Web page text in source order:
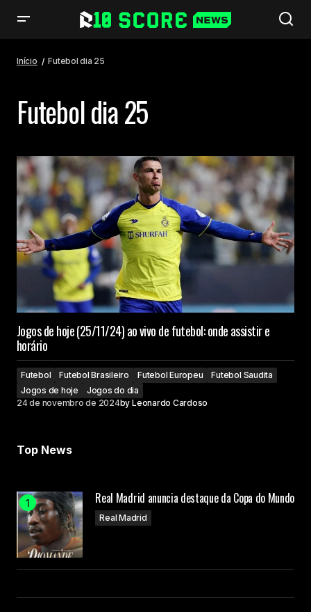
Início Futebol dia 25
Futebol dia 25
Jogos de hoje (25/11/24) ao vivo de futebol: onde assistir e
horário
Futebol Futebol Brasileiro Futebol Europeu
Futebol Saudita
Jogos de hoje
Jogos do dia
24 de novembro de 2024by Leonardo Cardoso
Top News
Real Madrid anuncia destaque da Copa do Mundo
Real Madrid